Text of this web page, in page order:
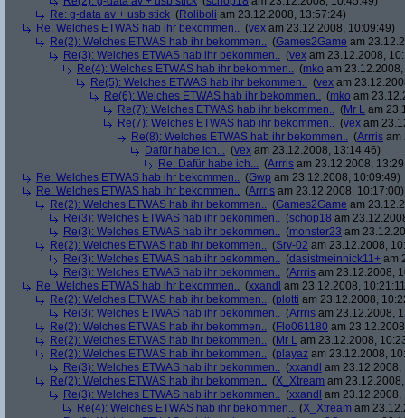
Re: g-data av + usb stick (Roliboli am 23.12.2008, 13:57:24)
Re: Welches ETWAS hab ihr bekommen.. (vex am 23.12.2008, 10:09:49)
Re(2): Welches ETWAS hab ihr bekommen.. (Games2Game am
Re(3): Welches ETWAS hab ihr bekommen.. (vex am 23.12.2008,
Re(4): Welches ETWAS hab ihr bekommen.. (mko am
Re(5): Welches ETWAS hab ihr bekommen.. (vex am
Re(6): Welches ETWAS hab ihr bekommen.. (mko am
Re(7): Welches ETWAS hab ihr bekommen.. (Mr L am
Re(7): Welches ETWAS hab ihr bekommen.. (vex am
Re(8): Welches ETWAS hab ihr bekommen.. (Arrris am
Dafür habe ich... (vex am 23.12.2008, 13:14:46)
Re: Dafür habe ich... (Arrris am 23.12.2008,
Re: Welches ETWAS hab ihr bekommen.. (Gwp am 23.12.2008, 10:09:49)
Re: Welches ETWAS hab ihr bekommen.. (Arrris am 23.12.2008, 10:17:00)
Re(2): Welches ETWAS hab ihr bekommen.. (Games2Game am
Re(3): Welches ETWAS hab ihr bekommen.. (schop18 am
Re(3): Welches ETWAS hab ihr bekommen.. (monster23 am
Re(2): Welches ETWAS hab ihr bekommen.. (Srv-02 am 23.12.2008,
Re(3): Welches ETWAS hab ihr bekommen.. (dasistmeinnick11+ am
Re(3): Welches ETWAS hab ihr bekommen.. (Arrris am 23.12.2008,
Re: Welches ETWAS hab ihr bekommen.. (xxandl am 23.12.2008,
Re(2): Welches ETWAS hab ihr bekommen.. (plotti am 23.12.2008,
Re(3): Welches ETWAS hab ihr bekommen.. (Arrris am 23.12.2008,
Re(2): Welches ETWAS hab ihr bekommen.. (Flo061180 am
Re(2): Welches ETWAS hab ihr bekommen.. (Mr L am 23.12.2008,
Re(2): Welches ETWAS hab ihr bekommen.. (playaz am 23.12.2008,
Re(3): Welches ETWAS hab ihr bekommen.. (xxandl am 23.12.2008,
Re(2): Welches ETWAS hab ihr bekommen.. (X_Xtream am
Re(3): Welches ETWAS hab ihr bekommen.. (xxandl am 23.12.2008,
Re(4): Welches ETWAS hab ihr bekommen.. (X_Xtream am